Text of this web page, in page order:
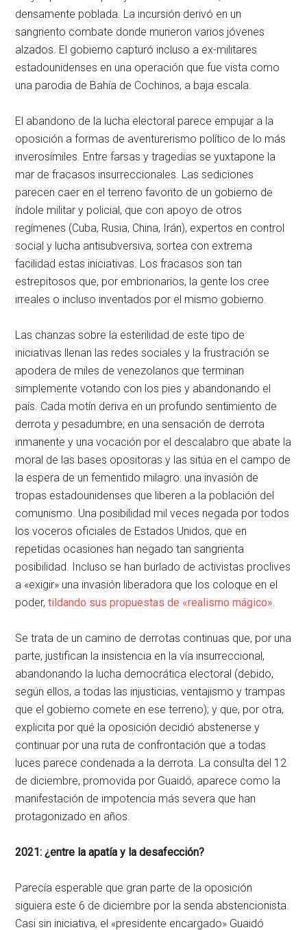
densamente poblada. La incursión derivó en un
sangriento combate donde murieron varios jóvenes
alzados. El gobierno capturó incluso a ex-militares
estadounidenses en una operación que fue vista como
una parodia de Bahía de Cochinos, a baja escala.
El abandono de la lucha electoral parece empujar a la
oposición a formas de aventurerismo político de lo más
inverosímiles. Entre farsas y tragedias se yuxtapone la
mar de fracasos insurreccionales. Las sediciones
parecen caer en el terreno favorito de un gobierno de
índole militar y policial, que con apoyo de otros
regímenes (Cuba, Rusia, China, Irán), expertos en control
social y lucha antisubversiva, sortea con extrema
facilidad estas iniciativas. Los fracasos son tan
estrepitosos que, por embrionarios, la gente los cree
irreales o incluso inventados por el mismo gobierno.
Las chanzas sobre la esterilidad de este tipo de
iniciativas llenan las redes sociales y la frustración se
apodera de miles de venezolanos que terminan
simplemente votando con los pies y abandonando el
país. Cada motín deriva en un profundo sentimiento de
derrota y pesadumbre; en una sensación de derrota
inmanente y una vocación por el descalabro que abate la
moral de las bases opositoras y las sitúa en el campo de
la espera de un fementido milagro: una invasión de
tropas estadounidenses que liberen a la población del
comunismo. Una posibilidad mil veces negada por todos
los voceros oficiales de Estados Unidos, que en
repetidas ocasiones han negado tan sangrienta
posibilidad. Incluso se han burlado de activistas proclives
a «exigir» una invasión liberadora que los coloque en el
poder,tildando sus propuestas de «realismo mágico»
Se trata de un camino de derrotas continuas que, por una
parte, justifican la insistencia en la vía insurreccional,
abandonando la lucha democrática electoral (debido,
según ellos, a todas las injusticias, ventajismo y trampas
que el gobierno comete en ese terreno); y que, por otra,
explicita por qué la oposición decidió abstenerse y
continuar por una ruta de confrontación que a todas
luces parece condenada a la derrota. La consulta del 12
de diciembre, promovida por Guaidó, aparece como la
manifestación de impotencia más severa que han
protagonizado en años.
2021: ¿entre la apatía y la desafección?
Parecía esperable que gran parte de la oposición
siguiera este 6 de diciembre por la senda abstencionista.
Casi sin iniciativa, el «presidente encargado» Guaidó